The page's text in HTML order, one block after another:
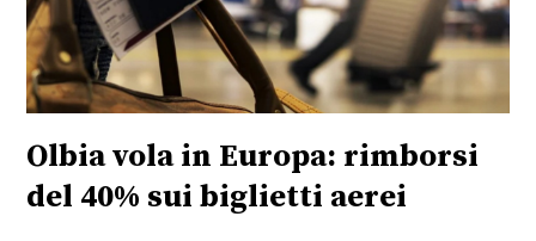
Olbia vola in Europa: rimborsi
del 40% sui biglietti aerei